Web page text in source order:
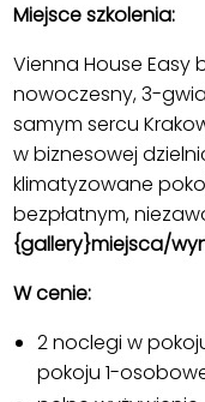
Miejsce szkolenia:
Vienna House
nowoczesny, 3-
samym sercu
w biznesowej
klimatyzowane
bezpłatnym,
{gallery}miejsca/
W cenie:
2 noclegi w
pokoju 1-